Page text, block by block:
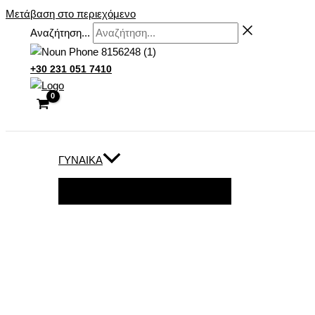
Μετάβαση στο περιεχόμενο
Αναζήτηση...
+30 231 051 7410
ΓΥΝΑΊΚΑ